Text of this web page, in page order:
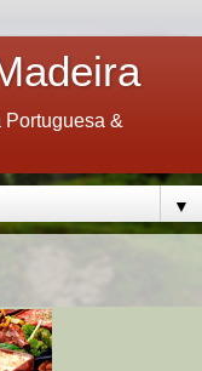
&
▼